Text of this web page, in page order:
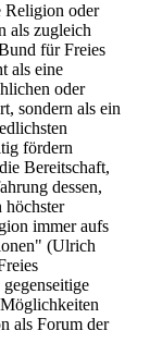
Religion oder
als zugleich
für Freies
als eine
oder
sondern als ein
fördern
Bereitschaft,
dessen,
höchster
immer aufs
(Ulrich
als Forum der